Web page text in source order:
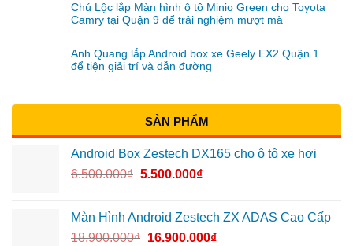
Chú Lộc lắp Màn hình ô tô Minio Green cho Toyota
Camry tại Quận 9 để trải nghiệm mượt mà
Anh Quang lắp Android box xe Geely EX2 Quận 1
để tiện giải trí và dẫn đường
SẢN PHẨM
Android Box Zestech DX165 cho ô tô xe hơi
6.500.000₫ 5.500.000₫
Màn Hình Android Zestech ZX ADAS Cao Cấp
18.900.000₫ 16.900.000₫